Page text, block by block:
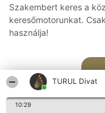
TURUL Divat
10:29
Szakembert keres a
keresőmotorunkat.
használja!